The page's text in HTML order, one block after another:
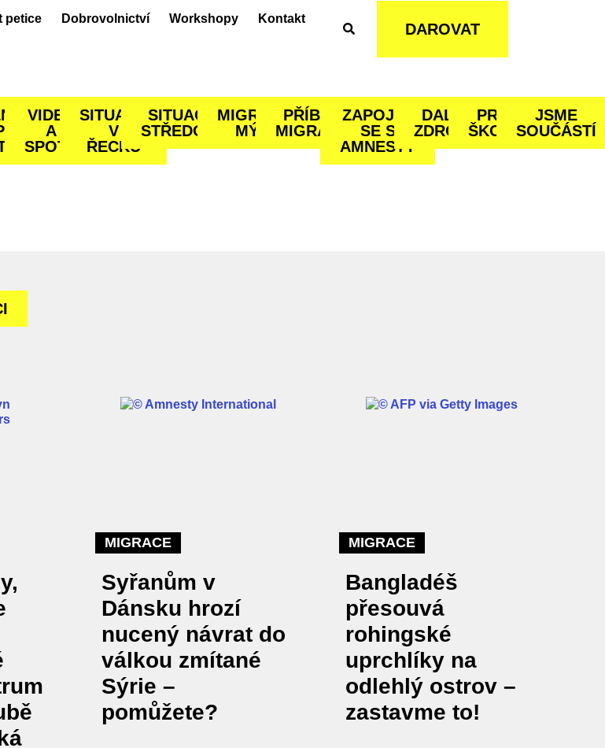
petice Dobrovolnictví Workshopy Kontakt
DAROVAT
VIDEA
A
SPOTY
SITUACE
V
ŘECKU
SITUACE VE
STŘEDOMOŘÍ
MIGRAČNÍ
MÝTY
PŘÍBĚHY
MIGRANTŮ
ZAPOJTE
SE S
AMNESTY
DALŠÍ
ZDROJE
PRO
ŠKOLY
JSME
SOUČÁSTÍ
MIGRACE
Syřanům v
Dánsku hrozí
nucený návrat do
válkou zmítané
Sýrie –
pomůžete?
MIGRACE
Bangladéš
přesouvá
rohingské
uprchlíky na
odlehlý ostrov –
zastavme to!